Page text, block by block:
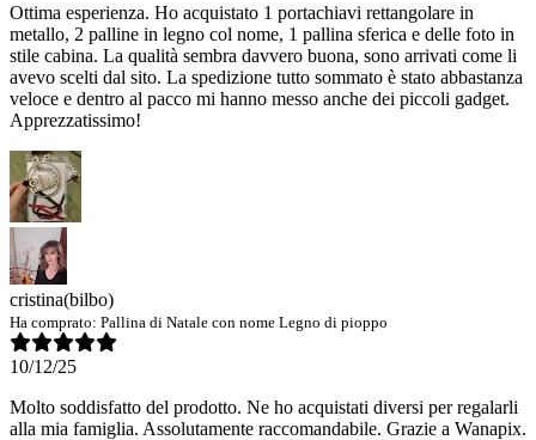
Ottima esperienza. Ho acquistato 1 portachiavi rettangolare in
metallo, 2 palline in legno col nome, 1 pallina sferica e delle foto in
stile cabina. La qualità sembra davvero buona, sono arrivati come li
avevo scelti dal sito. La spedizione tutto sommato è stato abbastanza
veloce e dentro al pacco mi hanno messo anche dei piccoli gadget.
Apprezzatissimo!
cristina(bilbo)
Ha comprato: Pallina di Natale con nome Legno di pioppo
10/12/25
Molto soddisfatto del prodotto. Ne ho acquistati diversi per regalarli
alla mia famiglia. Assolutamente raccomandabile. Grazie a Wanapix.